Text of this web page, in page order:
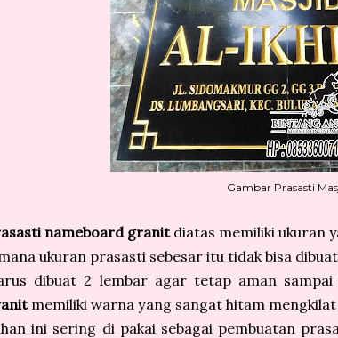
Gambar Prasasti
nameboard granitdiatas memiliki ukuran
ukuran prasasti sebesar itu tidak bisa
dibuat 2 lembar agar tetap aman sampai
memiliki warna yang sangat hitam
ini sering di pakai sebagai pembuatan